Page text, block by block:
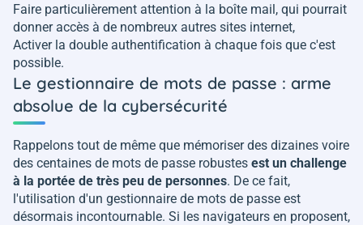
Faire particulièrement attention à la boîte mail, qui pourrait
donner accès à de nombreux autres sites internet,
Activer la double authentification à chaque fois que c'est
possible.
Le gestionnaire de mots de passe : arme
absolue de la cybersécurité
Rappelons tout de même que mémoriser des dizaines voire
des centaines de mots de passe robustes est un challenge
à la portée de très peu de personnes. De ce fait,
l'utilisation d'un gestionnaire de mots de passe est
désormais incontournable. Si les navigateurs en proposent,